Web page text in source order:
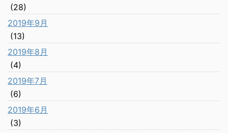
(28)
2019年9月
(13)
2019年8月
(4)
2019年7月
(6)
2019年6月
(3)